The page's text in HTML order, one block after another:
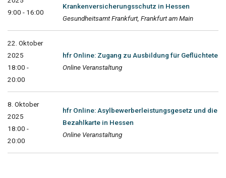
9:00 - 16:00
Krankenversicherungsschutz in Hessen
Gesundheitsamt Frankfurt, Frankfurt am Main
22. Oktober
2025
18:00 -
20:00
hfr Online: Zugang zu Ausbildung für Geflüchtete
Online Veranstaltung
8. Oktober
2025
18:00 -
20:00
hfr Online: Asylbewerberleistungsgesetz und die
Bezahlkarte in Hessen
Online Veranstaltung